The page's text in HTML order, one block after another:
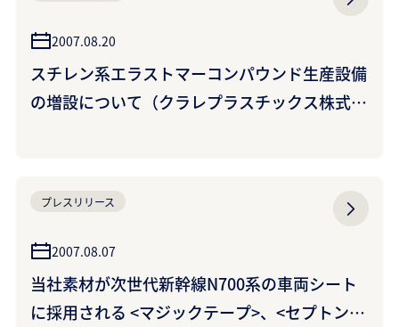
2007.08.20
スチレン系エラストマーコンパウンド生産設備
の増設について（クラレプラスチックス株式会
プレスリリース
2007.08.07
当社素材が次世代新幹線N700系の車両シート
に採用される <マジックテープ>、<セプトン>